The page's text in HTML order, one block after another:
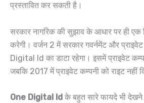
प्रस्तावित कर सकती है।
सरकार नागरिक की सुझाव के आधार पर ही
करेगी। वर्जन 2 में सरकार गवर्नमेंट और
Digital Id का डाटा रहेगा। इसमें प्राइवेट
जबकि 2017 में प्राइवेट कम्पनी को राइट नहीं
One Digital Id के बहुत सारे फायदे भी